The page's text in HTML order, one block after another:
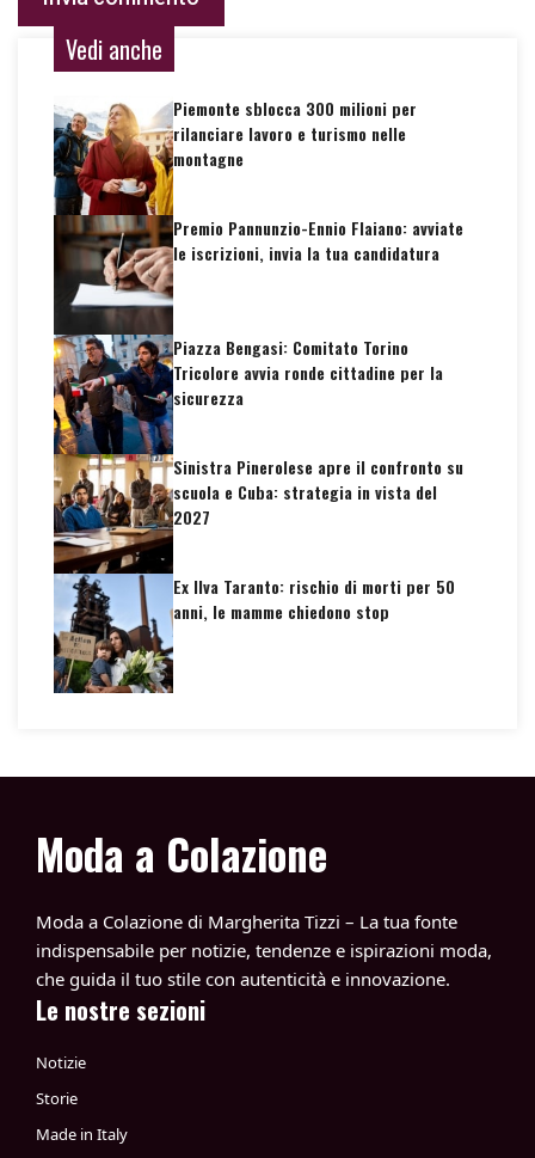
Vedi anche
Piemonte sblocca 300 milioni per
rilanciare lavoro e turismo nelle
montagne
Premio Pannunzio-Ennio Flaiano: avviate
le iscrizioni, invia la tua candidatura
Piazza Bengasi: Comitato Torino
Tricolore avvia ronde cittadine per la
sicurezza
Sinistra Pinerolese apre il confronto su
scuola e Cuba: strategia in vista del
2027
Ex Ilva Taranto: rischio di morti per 50
anni, le mamme chiedono stop
Moda a Colazione
Moda a Colazione di Margherita Tizzi – La tua fonte
indispensabile per notizie, tendenze e ispirazioni moda,
che guida il tuo stile con autenticità e innovazione.
Le nostre sezioni
Notizie
Storie
Made in Italy